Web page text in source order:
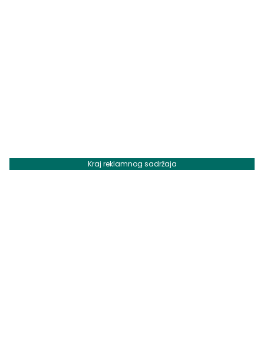
Kraj reklamnog sadržaja